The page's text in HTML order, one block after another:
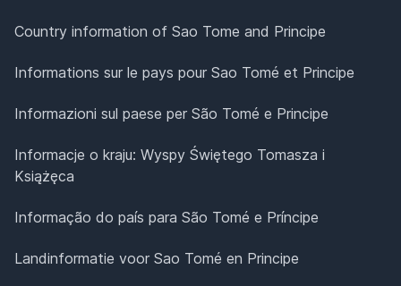
Country information of Sao Tome and Principe
Informations sur le pays pour Sao Tomé et Principe
Informazioni sul paese per São Tomé e Principe
Informacje o kraju: Wyspy Świętego Tomasza i
Książęca
Informação do país para São Tomé e Príncipe
Landinformatie voor Sao Tomé en Principe